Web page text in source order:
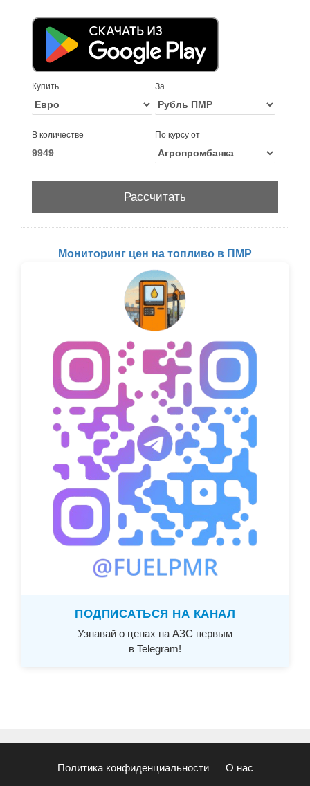
Купить За
В количестве По курсу от
Мониторинг цен на топливо в ПМР
ПОДПИСАТЬСЯ НА КАНАЛ
Узнавай о ценах на АЗС первым
в Telegram!
Политика конфиденциальности О нас